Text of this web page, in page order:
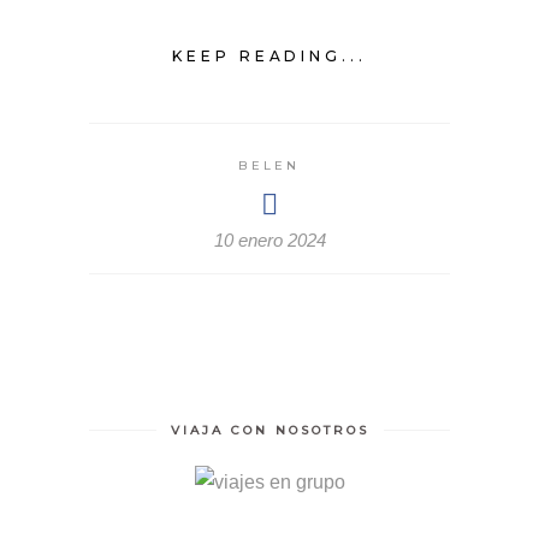
KEEP READING...
BELEN
10 enero 2024
VIAJA CON NOSOTROS